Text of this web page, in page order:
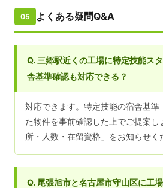
05 よくある疑問Q&A
Q. 三郷駅近くの工場に特定技能ス
舎基準確認も対応できる？
対応できます。特定技能の宿舎基準
た物件を事前確認した上でご提案し
所・人数・在留資格」をお知らせく
Q. 尾張旭市と名古屋市守山区に工